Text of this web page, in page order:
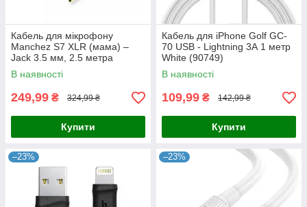
Кабель для мікрофону
Manchez S7 XLR (мама) –
Jack 3.5 мм, 2.5 метра
В наявності
249,99 ₴ 324,99 ₴
Купити
Кабель для iPhone Golf GC-
70 USB - Lightning 3А 1 метр
White (90749)
В наявності
109,99 ₴ 142,99 ₴
Купити
–23% –23%